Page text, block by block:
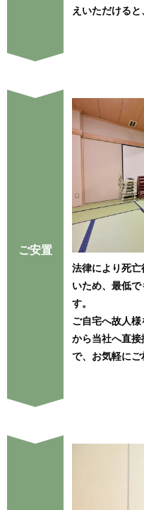
え いただけると
ご安置
法律により死亡
いため、最低
す。
ご自宅へ故人
から当社へ直
で、お気軽にご